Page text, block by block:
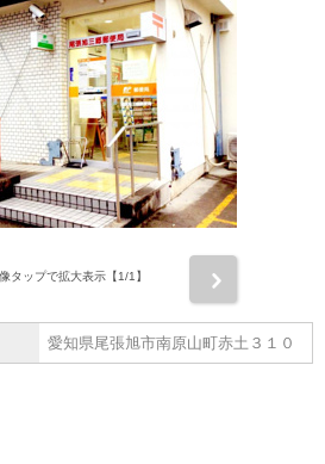
タップで拡大表示【1/1】
愛知県尾張旭市南原山町赤土３１０